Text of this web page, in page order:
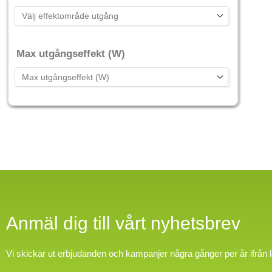
Max utgångseffekt (W)
Anmäl dig till vårt nyhetsbrev
Vi skickar ut erbjudanden och kampanjer några gånger per år ifrån